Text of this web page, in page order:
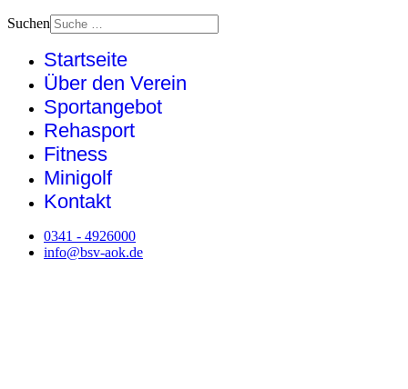
Suchen
Startseite
Über den Verein
Sportangebot
Rehasport
Fitness
Minigolf
Kontakt
0341 - 4926000
info@bsv-aok.de